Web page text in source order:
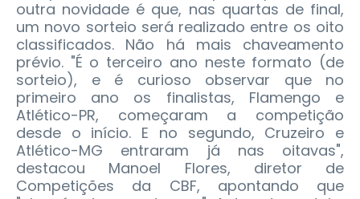
outra novidade é que, nas quartas de final,
um novo sorteio será realizado entre os oito
classificados. Não há mais chaveamento
prévio. "É o terceiro ano neste formato (de
sorteio), e é curioso observar que no
primeiro ano os finalistas, Flamengo e
Atlético-PR, começaram a competição
desde o início. E no segundo, Cruzeiro e
Atlético-MG entraram já nas oitavas",
destacou Manoel Flores, diretor de
Competições da CBF, apontando que